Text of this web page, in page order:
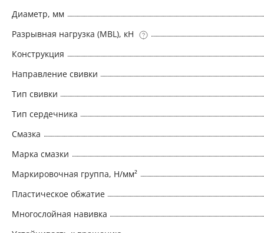
Диаметр, мм
Разрывная нагрузка (MBL), кН
Конструкция
Направление свивки
Тип свивки
Тип сердечника
Смазка
Марка смазки
Маркировочная группа, Н/мм²
Пластическое обжатие
Многослойная навивка